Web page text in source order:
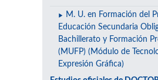
M. U. en Formación del
Educación Secundaria
Bachillerato y Formación
(MUFP) (Módulo de
Expresión Gráfica)